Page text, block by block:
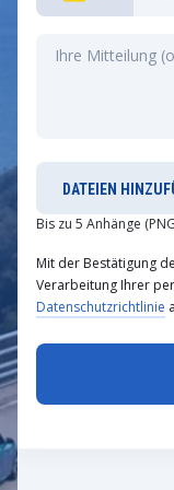
DATEIEN
Bis zu 5 Anhänge
Mit der Bestätigung
Verarbeitung Ihrer
Datenschutzrichtlinie